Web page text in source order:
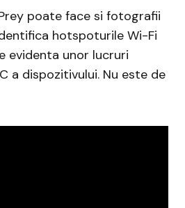
poate face si fotografii
hotspoturile Wi-Fi
evidenta unor lucruri
a dispozitivului. Nu este de